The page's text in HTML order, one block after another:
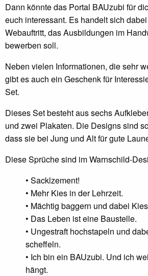
Dann könnte das Portal BAUzubi für
euch interessant. Es handelt sich
Webauftritt, das Ausbildungen im
bewerben soll.
Neben vielen Informationen, die sehr
gibt es auch ein Geschenk für
Set.
Dieses Set besteht aus sechs
und zwei Plakaten. Die Designs sind
dass sie bei Jung und Alt für gute
Diese Sprüche sind im Warnschild-
• Sacklzement!
• Mehr Kies in der Lehrzeit.
• Mächtig baggern und dabei
• Das Leben ist eine Baustelle.
• Ungestraft hochstapeln und
scheffeln.
• Ich bin ein BAUzubi. Und ich
hängt.